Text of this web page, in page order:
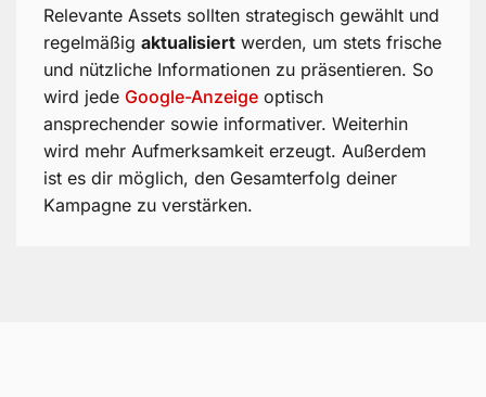
Relevante Assets sollten strategisch gewählt und
regelmäßig aktualisiert werden, um stets frische
und nützliche Informationen zu präsentieren. So
wird jede Google-Anzeige optisch
ansprechender sowie informativer. Weiterhin
wird mehr Aufmerksamkeit erzeugt. Außerdem
ist es dir möglich, den Gesamterfolg deiner
Kampagne zu verstärken.